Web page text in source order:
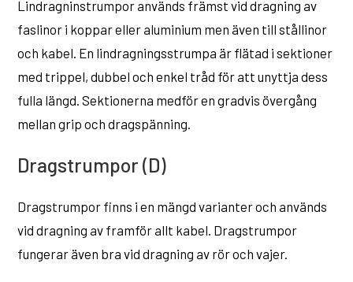
Lindragninstrumpor används främst vid dragning av
faslinor i koppar eller aluminium men även till stållinor
och kabel. En lindragningsstrumpa är flätad i sektioner
med trippel, dubbel och enkel tråd för att unyttja dess
fulla längd. Sektionerna medför en gradvis övergång
mellan grip och dragspänning.
Dragstrumpor (D)
Dragstrumpor finns i en mängd varianter och används
vid dragning av framför allt kabel. Dragstrumpor
fungerar även bra vid dragning av rör och vajer.